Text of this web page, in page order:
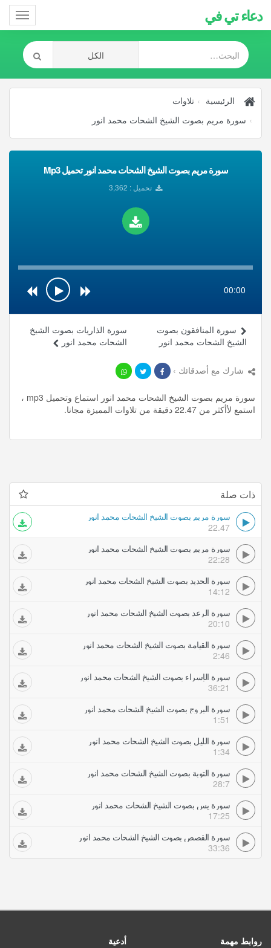
دعاء تي في
الرئيسية
تلاوات
سورة مريم بصوت الشيخ الشحات محمد انور
سورة مريم بصوت الشيخ الشحات محمد انور تحميل Mp3
تحميل : 3,362
00:00
سورة الذاريات بصوت الشيخ
الشحات محمد انور
سورة المنافقون بصوت
الشيخ الشحات محمد انور
شارك مع أصدقائك ›
سورة مريم بصوت الشيخ الشحات محمد انور استماع وتحميل mp3 ،
استمع لأأكثر من 22.47 دقيقة من تلاوات المميزة مجانا.
ذات صلة
سورة مريم بصوت الشيخ الشحات محمد انور
22.47
سورة مريم بصوت الشيخ الشحات محمد انور
22:28
سورة الحديد بصوت الشيخ الشحات محمد انور
14:12
سورة الرعد بصوت الشيخ الشحات محمد انور
20:10
سورة القيامة بصوت الشيخ الشحات محمد انور
2:46
سورة الإسراء بصوت الشيخ الشحات محمد انور
36:21
سورة البروج بصوت الشيخ الشحات محمد انور
1:51
سورة الليل بصوت الشيخ الشحات محمد انور
1:34
سورة التوبة بصوت الشيخ الشحات محمد انور
28:7
سورة يس بصوت الشيخ الشحات محمد انور
17:25
سورة القصص بصوت الشيخ الشحات محمد انور
33:36
روابط مهمة
أدعية